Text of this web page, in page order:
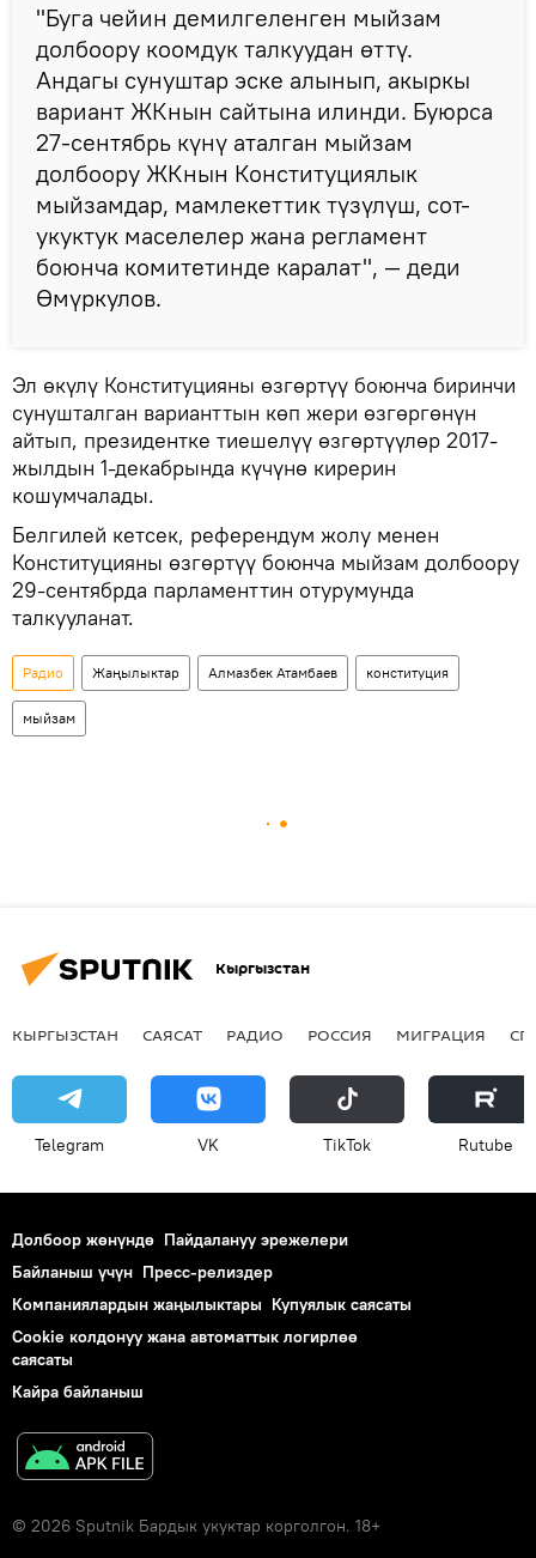
"Буга чейин демилгеленген мыйзам
долбоору коомдук талкуудан өттү.
Андагы сунуштар эске алынып, акыркы
вариант ЖКнын сайтына илинди. Буюрса
27-сентябрь күнү аталган мыйзам
долбоору ЖКнын Конституциялык
мыйзамдар, мамлекеттик түзүлүш, сот-
укуктук маселелер жана регламент
боюнча комитетинде каралат", — деди
Өмүркулов.
Эл өкүлү Конституцияны өзгөртүү боюнча биринчи
сунушталган варианттын көп жери өзгөргөнүн
айтып, президентке тиешелүү өзгөртүүлөр 2017-
жылдын 1-декабрында күчүнө кирерин
кошумчалады.
Белгилей кетсек, референдум жолу менен
Конституцияны өзгөртүү боюнча мыйзам долбоору
29-сентябрда парламенттин отурумунда
талкууланат.
Радио Жаңылыктар Алмазбек Атамбаев конституция
мыйзам
Кыргызстан
КЫРГЫЗСТАН САЯСАТ РАДИО РОССИЯ МИГРАЦИЯ
Telegram VK ТikТоk Rutube
Долбоор жөнүндө Пайдалануу эрежелери
Байланыш үчүн Пресс-релиздер
Компаниялардын жаңылыктары Купуялык саясаты
Cookie колдонуу жана автоматтык логирлөө
саясаты
Кайра байланыш
© 2026 Sputnik Бардык укуктар корголгон. 18+